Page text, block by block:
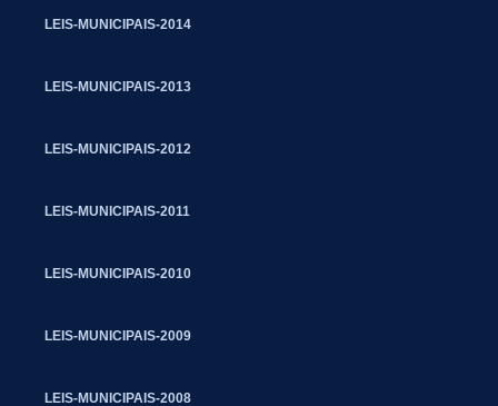
LEIS-MUNICIPAIS-2014
LEIS-MUNICIPAIS-2013
LEIS-MUNICIPAIS-2012
LEIS-MUNICIPAIS-2011
LEIS-MUNICIPAIS-2010
LEIS-MUNICIPAIS-2009
LEIS-MUNICIPAIS-2008